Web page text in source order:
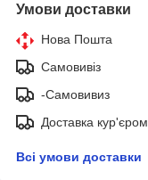
Умови доставки
Нова Пошта
Самовивіз
-Самовивиз
Доставка кур'єром
Всі умови доставки